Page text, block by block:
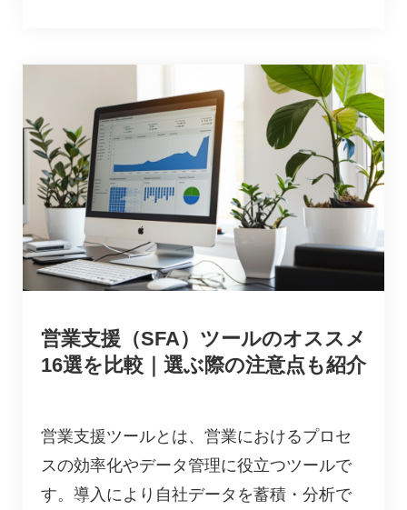
営業支援（SFA）ツールのオススメ
16選を比較｜選ぶ際の注意点も紹介
営業支援ツールとは、営業におけるプロセ
スの効率化やデータ管理に役立つツールで
す。導入により自社データを蓄積・分析で